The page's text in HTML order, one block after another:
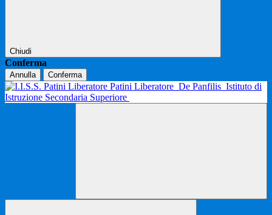
Chiudi
Conferma
Annulla Conferma
Patini Liberatore De Panfilis Istituto di
Istruzione Secondaria Superiore